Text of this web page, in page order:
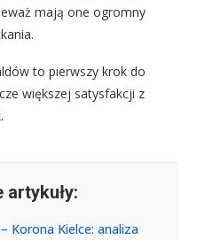
mają one ogromny
to pierwszy krok do
większej satysfakcji z
Korona Kielce: analiza